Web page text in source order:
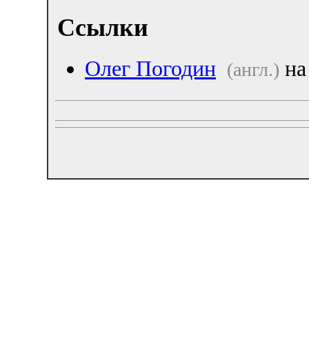
Ссылки
Олег Погодин (англ.)